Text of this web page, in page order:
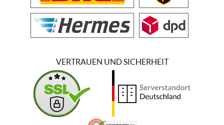
VERTRAUEN UND SICHERHEIT